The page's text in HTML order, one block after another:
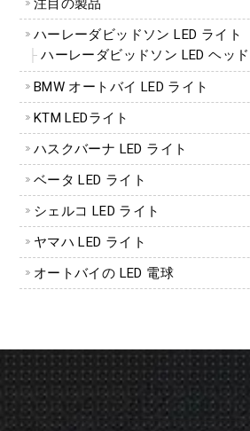
注目の製品
ハーレーダビッドソン LED ライト
ハーレーダビッドソン LED ヘッ
BMW オートバイ LED ライト
KTM LEDライト
ハスクバーナ LED ライト
ベータ LED ライト
シェルコ LED ライト
ヤマハ LED ライト
オートバイの LED 電球